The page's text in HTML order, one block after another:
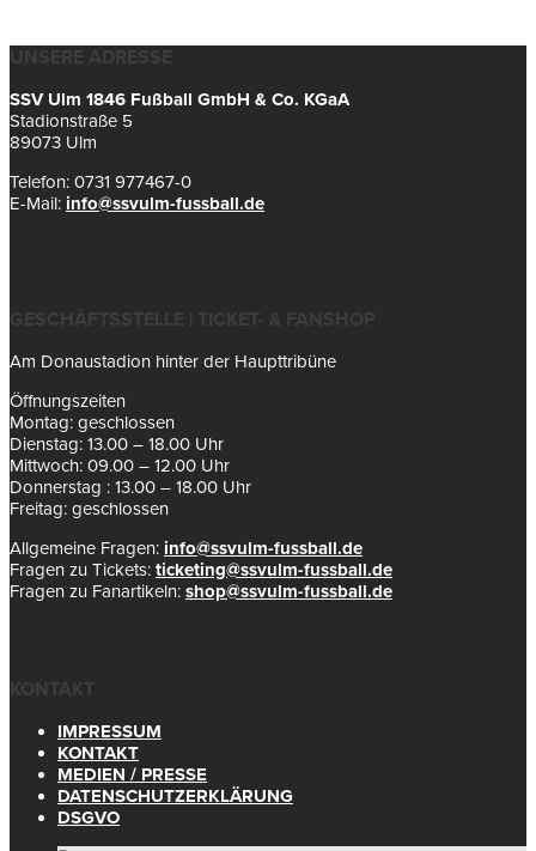
UNSERE ADRESSE
SSV Ulm 1846 Fußball GmbH & Co. KGaA
Stadionstraße 5
89073 Ulm
Telefon: 0731 977467-0
E-Mail: info@ssvulm-fussball.de
GESCHÄFTSSTELLE | TICKET- & FANSHOP
Am Donaustadion hinter der Haupttribüne
Öffnungszeiten
Montag: geschlossen
Dienstag: 13.00 – 18.00 Uhr
Mittwoch: 09.00 – 12.00 Uhr
Donnerstag : 13.00 – 18.00 Uhr
Freitag: geschlossen
Allgemeine Fragen: info@ssvulm-fussball.de
Fragen zu Tickets: ticketing@ssvulm-fussball.de
Fragen zu Fanartikeln: shop@ssvulm-fussball.de
KONTAKT
IMPRESSUM
KONTAKT
MEDIEN / PRESSE
DATENSCHUTZERKLÄRUNG
DSGVO